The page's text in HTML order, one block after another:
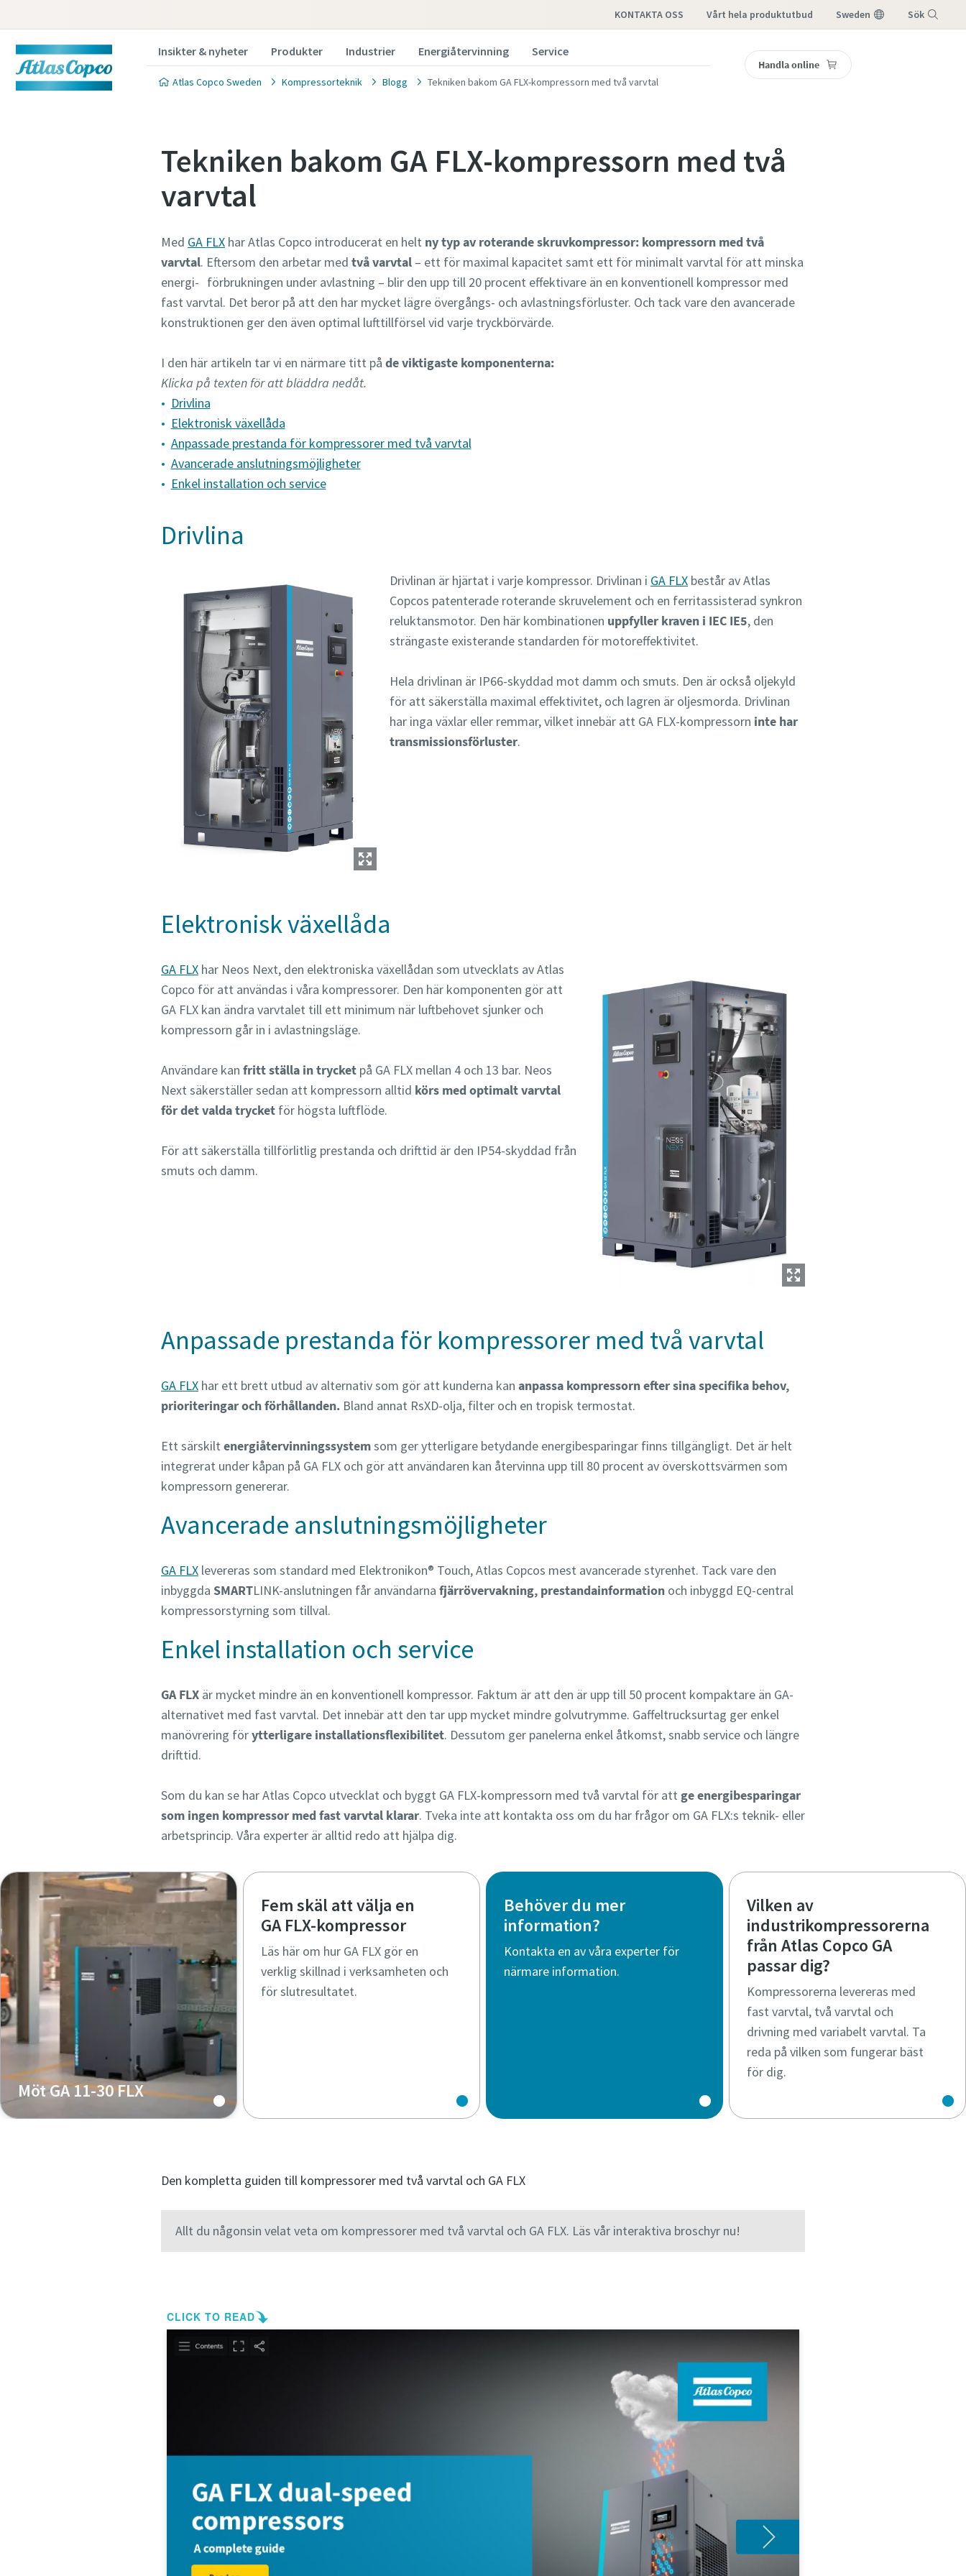
KONTAKTA OSS vårt hela produktutbud Sweden Sök
Insikter & nyheter Produkter Industrier Energiåtervinning Service
Atlas Copco Sweden Kompressorteknik Blogg Tekniken bakom GA FLX-kompressorn med två varvtal
Handla online
Tekniken bakom GA FLX-kompressorn med två
varvtal
Med GA FLX har Atlas Copco introducerat en helt ny typ av roterande skruvkompressor: kompressorn med två
varvtal. Eftersom den arbetar med två varvtal – ett för maximal kapacitet samt ett för minimalt varvtal för att minska
energi- förbrukningen under avlastning – blir den upp till 20 procent effektivare än en konventionell kompressor med
fast varvtal. Det beror på att den har mycket lägre övergångs- och avlastningsförluster. Och tack vare den avancerade
konstruktionen ger den även optimal lufttillförsel vid varje tryckbörvärde.
I den här artikeln tar vi en närmare titt på de viktigaste komponenterna:
Klicka på texten för att bläddra nedåt.
Drivlina
Elektronisk växellåda
Anpassade prestanda för kompressorer med två varvtal
Avancerade anslutningsmöjligheter
Enkel installation och service
Drivlina
Drivlinan är hjärtat i varje kompressor. Drivlinan i GA FLX består av Atlas
Copcos patenterade roterande skruvelement och en ferritassisterad synkron
reluktansmotor. Den här kombinationen uppfyller kraven i IEC IE5, den
strängaste existerande standarden för motoreffektivitet.
Hela drivlinan är IP66-skyddad mot damm och smuts. Den är också oljekyld
för att säkerställa maximal effektivitet, och lagren är oljesmorda. Drivlinan
har inga växlar eller remmar, vilket innebär att GA FLX-kompressorn inte har
transmissionsförluster.
Elektronisk växellåda
GA FLX har Neos Next, den elektroniska växellådan som utvecklats av Atlas
Copco för att användas i våra kompressorer. Den här komponenten gör att
GA FLX kan ändra varvtalet till ett minimum när luftbehovet sjunker och
kompressorn går in i avlastningsläge.
Användare kan fritt ställa in trycket på GA FLX mellan 4 och 13 bar. Neos
Next säkerställer sedan att kompressorn alltid körs med optimalt varvtal
för det valda trycket för högsta luftflöde.
För att säkerställa tillförlitlig prestanda och drifttid är den IP54-skyddad från
smuts och damm.
Anpassade prestanda för kompressorer med två varvtal
GA FLX har ett brett utbud av alternativ som gör att kunderna kan anpassa kompressorn efter sina specifika behov,
prioriteringar och förhållanden. Bland annat RsXD-olja, filter och en tropisk termostat.
Ett särskilt energiåtervinningssystemsom ger ytterligare betydande energibesparingar finns tillgängligt. Det är helt
integrerat under kåpan på GA FLX och gör att användaren kan återvinna upp till 80 procent av överskottsvärmen som
kompressorn genererar.
Avancerade anslutningsmöjligheter
GA FLX levereras som standard med Elektronikon® Touch, Atlas Copcos mest avancerade styrenhet. Tack vare den
inbyggda SMARTLINK-anslutningen får användarna fjärrövervakning, prestandainformation och inbyggd EQ-central
kompressorstyrning som tillval.
Enkel installation och service
GA FLX är mycket mindre än en konventionell kompressor. Faktum är att den är upp till 50 procent kompaktare än GA-
alternativet med fast varvtal. Det innebär att den tar upp mycket mindre golvutrymme. Gaffeltrucksurtag ger enkel
manövrering förytterligare installationsflexibilitet. Dessutom ger panelerna enkel åtkomst, snabb service och längre
drifttid.
Som du kan se har Atlas Copco utvecklat och byggt GA FLX-kompressorn med två varvtal för att ge energibesparingar
som ingen kompressor med fast varvtal klarar. Tveka inte att kontakta oss om du har frågor om GA FLX:s teknik- eller
arbetsprincip. Våra experter är alltid redo att hjälpa dig.
Möt GA 11-30 FLX
Ta reda på allt om helt nya GA 11-
Fem skäl att välja en
GA FLX-kompressor
Läs här om hur GA FLX gör en
verklig skillnad i verksamheten och
för slutresultatet.
Behöver du mer
information?
Kontakta en av våra experter för
närmare information.
Vilken av
industrikompressorerna
från Atlas Copco GA
passar dig?
Kompressorerna levereras med
fast varvtal, två varvtal och
drivning med variabelt varvtal. Ta
reda på vilken som fungerar bäst
för dig.
Den kompletta guiden till kompressorer med två varvtal och GA FLX
Allt du någonsin velat veta om kompressorer med två varvtal och GA FLX. Läs vår interaktiva broschyr nu!